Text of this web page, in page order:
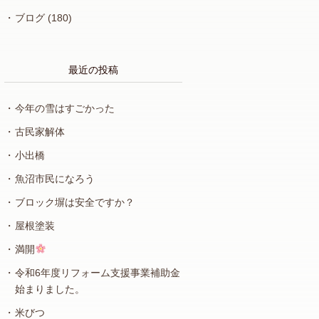
ブログ (180)
最近の投稿
今年の雪はすごかった
古民家解体
小出橋
魚沼市民になろう
ブロック塀は安全ですか？
屋根塗装
満開
令和6年度リフォーム支援事業補助金
始まりました。
米びつ